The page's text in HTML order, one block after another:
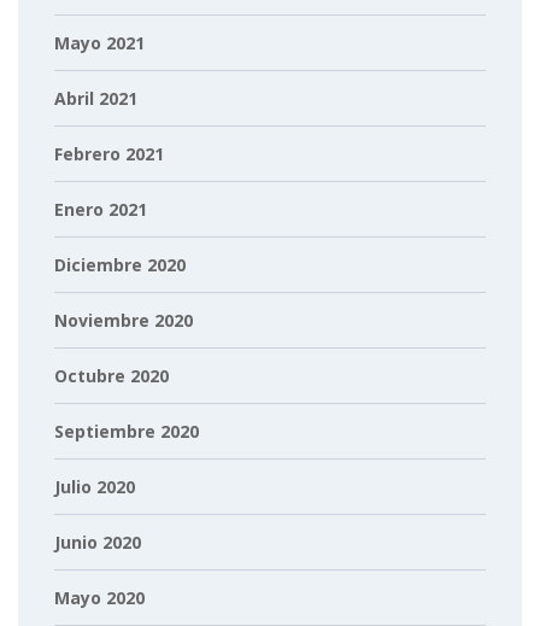
Mayo 2021
Abril 2021
Febrero 2021
Enero 2021
Diciembre 2020
Noviembre 2020
Octubre 2020
Septiembre 2020
Julio 2020
Junio 2020
Mayo 2020